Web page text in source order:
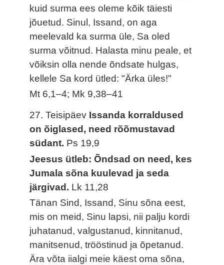
kuid surma ees oleme kõik täiesti
jõuetud. Sinul, Issand, on aga
meelevald ka surma üle, Sa oled
surma võitnud. Halasta minu peale, et
võiksin olla nende õndsate hulgas,
kellele Sa kord ütled: "Ärka üles!"
Mt 6,1–4; Mk 9,38–41
27. Teisipäev Issanda korraldused
on õiglased, need rõõmustavad
südant. Ps 19,9
Jeesus ütleb: Õndsad on need, kes
Jumala sõna kuulevad ja seda
järgivad. Lk 11,28
Tänan Sind, Issand, Sinu sõna eest,
mis on meid, Sinu lapsi, nii palju kordi
juhatanud, valgustanud, kinnitanud,
manitsenud, trööstinud ja õpetanud.
Ära võta iialgi meie käest oma sõna,